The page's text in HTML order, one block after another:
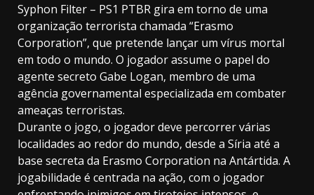
Syphon Filter – PS1 PTBR gira em torno de uma
organização terrorista chamada “Erasmo
Corporation”, que pretende lançar um vírus mortal
em todo o mundo. O jogador assume o papel do
agente secreto Gabe Logan, membro de uma
agência governamental especializada em combater
ameaças terroristas.
Durante o jogo, o jogador deve percorrer várias
localidades ao redor do mundo, desde a Síria até a
base secreta da Erasmo Corporation na Antártida. A
jogabilidade é centrada na ação, com o jogador